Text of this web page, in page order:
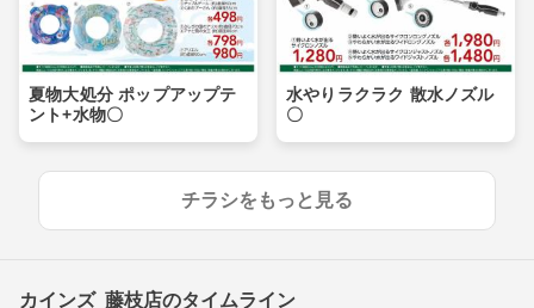
夏物大処分 ポップアップテ
ント+水物〇
水やりラクラク 散水ノズル
〇
チラシをもっと見る
カインズ 藤枝店のタイムライン